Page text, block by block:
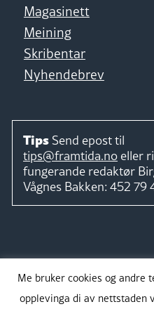
Magasinett
Meining
Skribentar
Nyhendebrev
Tips Send epost til
tips@framtida.no eller
fungerande redaktør
Vågnes Bakken: 452 79
Me bruker cookies og andre
opplevinga di av nettstaden